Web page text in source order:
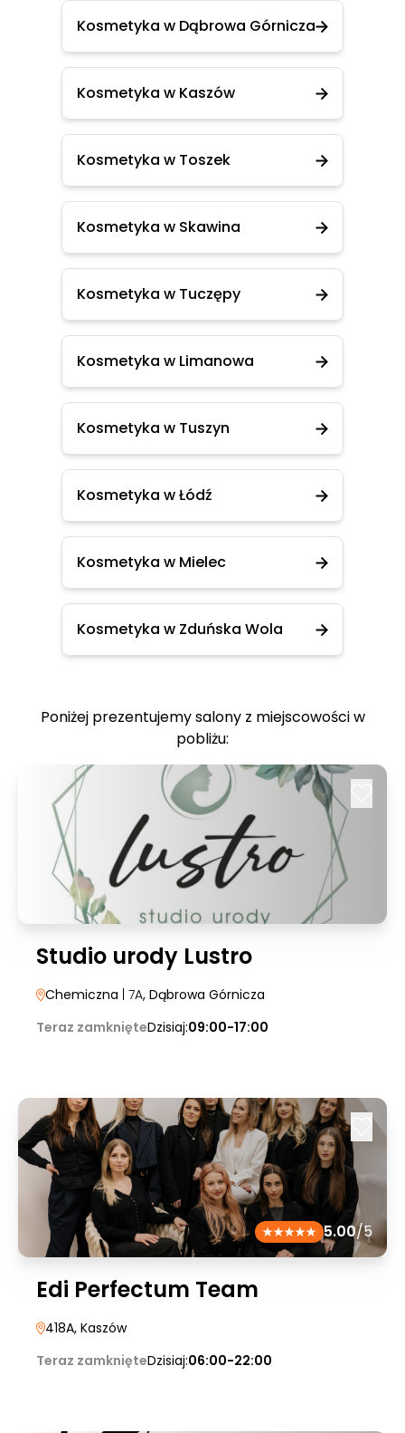
Kosmetyka w Dąbrowa Górnicza
Kosmetyka w Kaszów
Kosmetyka w Toszek
Kosmetyka w Skawina
Kosmetyka w Tuczępy
Kosmetyka w Limanowa
Kosmetyka w Tuszyn
Kosmetyka w Łódź
Kosmetyka w Mielec
Kosmetyka w Zduńska Wola
Poniżej prezentujemy salony z miejscowości w
pobliżu:
Studio urody Lustro
Chemiczna | 7A, Dąbrowa Górnicza
Teraz zamknięteDzisiaj:09:00-17:00
5.00/5
Edi Perfectum Team
418A, Kaszów
Teraz zamknięteDzisiaj:06:00-22:00